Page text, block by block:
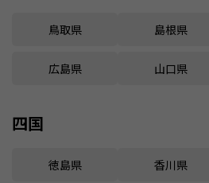
鳥取県 島根県
広島県 山口県
四国
徳島県 香川県